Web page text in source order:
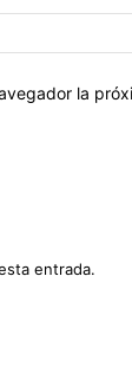
la
entrada.